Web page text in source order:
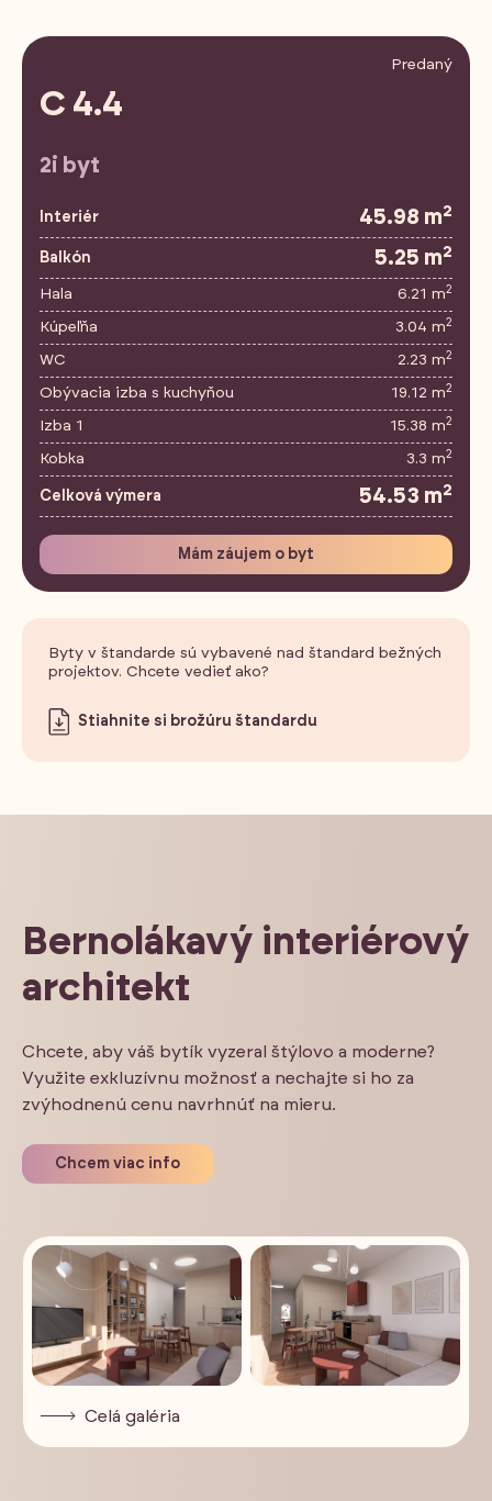
Predaný
C 4.4
2i byt
Interiér 45.98 m2
Balkón 5.25 m2
Hala 6.21 m2
Kúpeľňa 3.04 m2
WC 2.23 m2
Obývacia izba s kuchyňou 19.12 m2
Izba 1 15.38 m2
Kobka 3.3 m2
Celková výmera 54.53 m2
Mám záujem o byt
Byty v štandarde sú vybavené nad štandard bežných
projektov. Chcete vedieť ako?
Stiahnite si brožúru štandardu
Bernolákavý interiérový
architekt
Chcete, aby váš bytík vyzeral štýlovo a moderne?
Využite exkluzívnu možnosť a nechajte si ho za
zvýhodnenú cenu navrhnúť na mieru.
Chcem viac info
Celá galéria